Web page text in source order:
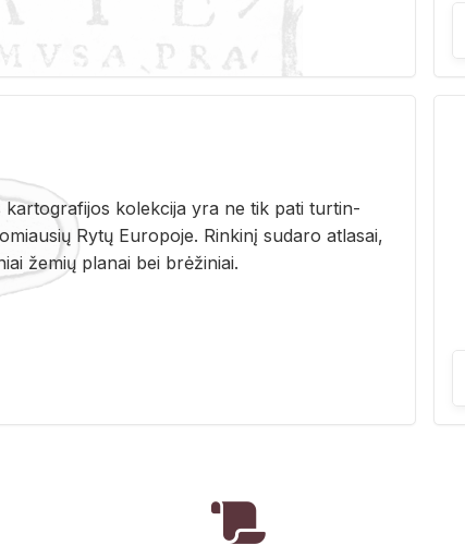
kar­to­gra­fi­jos ko­lek­ci­ja yra ne tik pati tur­tin­
Rytų Eu­ro­po­je. Rin­ki­nį su­da­ro at­la­sai,
že­mių pla­nai bei brė­ži­niai.